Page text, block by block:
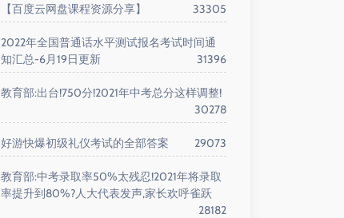
【百度云网盘课程资源分享】
33305
2022年全国普通话水平测试报名考试时间通
知汇总-6月19日更新
31396
教育部:出台!750分!2021年中考总分这样调整!
30278
好游快爆初级礼仪考试的全部答案 29073
教育部:中考录取率50%太残忍!2021年将录取
率提升到80%?人大代表发声,家长欢呼雀跃
28182